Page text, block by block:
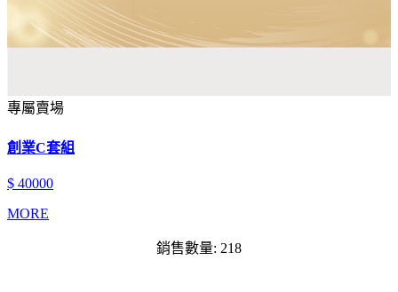
專屬賣場
創業C套組
$ 40000
MORE
銷售數量: 218